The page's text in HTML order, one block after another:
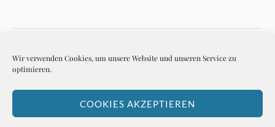
Wir verwenden Cookies, um unsere Website und unseren Service zu
optimieren.
COOKIES AKZEPTIEREN
BLOGROLL
Autoren-Brief
Hemingways Welt